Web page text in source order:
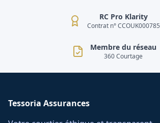
RC Pro Klarity
Contrat n° CCOUK000785
Membre du réseau
360 Courtage
Tessoria Assurances